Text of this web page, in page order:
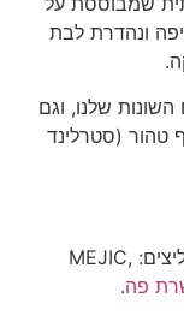
ונהדרת לבת
שלנו, וגם
טהור (סטרלינד
אם אתם מעוניינים בשרשרת, אנחנו ממליצים: MEJIC,
פה.